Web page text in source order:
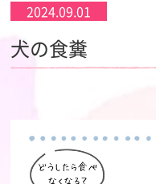
2024.09.01
犬の食糞